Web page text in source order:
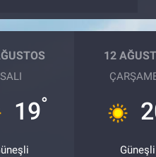
SALI
19°
12
Güneşli